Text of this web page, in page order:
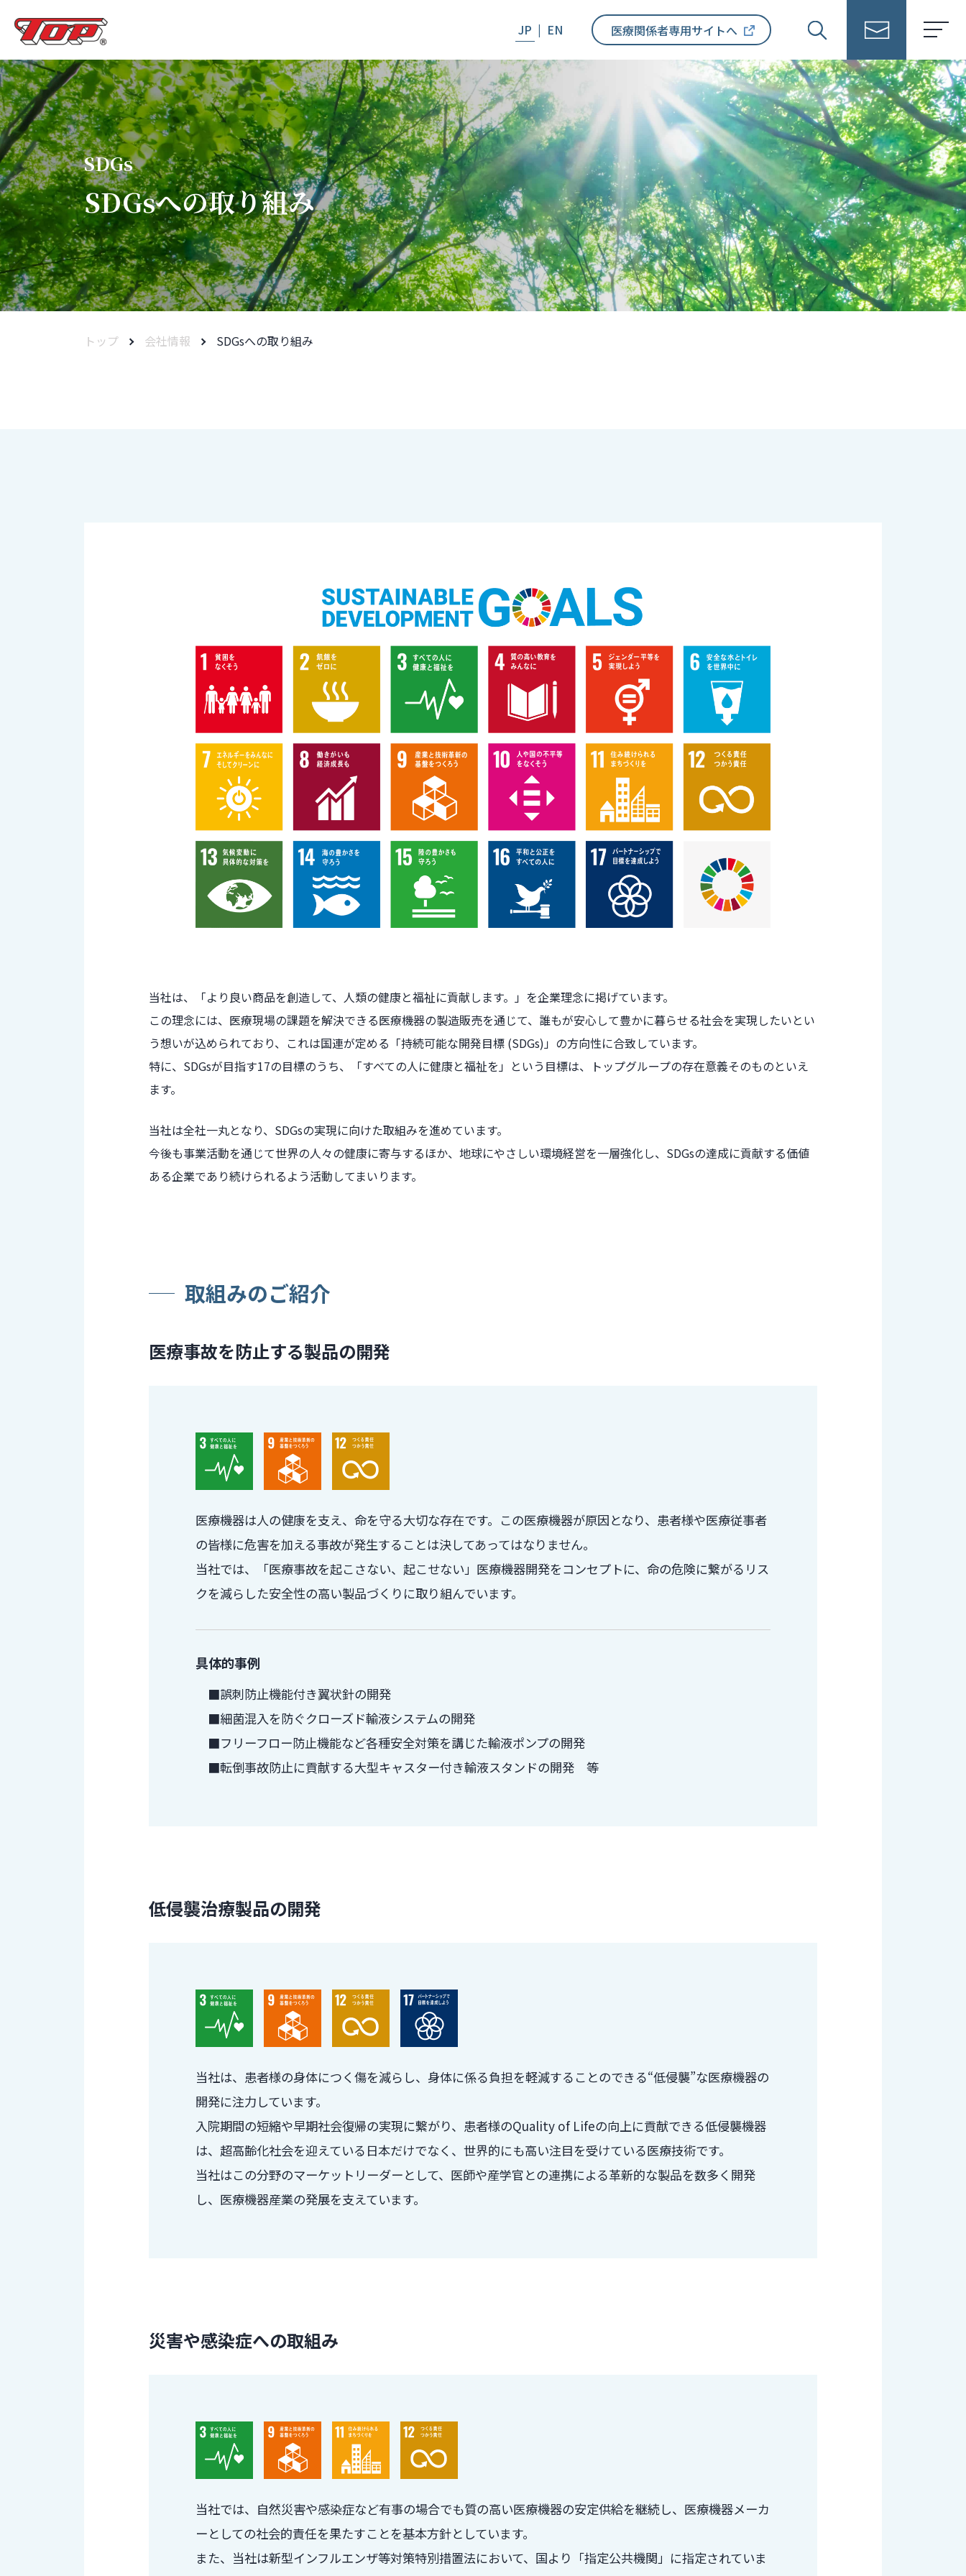
JP | EN 医療関係者専用サイトへ
SDGs
SDGsへの取り組み
トップ 会社情報 SDGsへの取り組み
当社は、「より良い商品を創造して、人類の健康と福祉に貢献します。」を企業理念に掲げています。
この理念には、医療現場の課題を解決できる医療機器の製造販売を通じて、誰もが安心して豊かに暮らせる社会を実現したいとい
う想いが込められており、これは国連が定める「持続可能な開発目標 (SDGs)」の方向性に合致しています。
特に、SDGsが目指す17の目標のうち、「すべての人に健康と福祉を」という目標は、トップグループの存在意義そのものといえ
ます。
当社は全社一丸となり、SDGsの実現に向けた取組みを進めています。
今後も事業活動を通じて世界の人々の健康に寄与するほか、地球にやさしい環境経営を一層強化し、SDGsの達成に貢献する価値
ある企業であり続けられるよう活動してまいります。
取組みのご紹介
医療事故を防止する製品の開発
医療機器は人の健康を支え、命を守る大切な存在です。この医療機器が原因となり、患者様や医療従事者
の皆様に危害を加える事故が発生することは決してあってはなりません。
当社では、「医療事故を起こさない、起こせない」医療機器開発をコンセプトに、命の危険に繋がるリス
クを減らした安全性の高い製品づくりに取り組んでいます。
具体的事例
誤刺防止機能付き翼状針の開発
細菌混入を防ぐクローズド輸液システムの開発
フリーフロー防止機能など各種安全対策を講じた輸液ポンプの開発
転倒事故防止に貢献する大型キャスター付き輸液スタンドの開発 等
低侵襲治療製品の開発
当社は、患者様の身体につく傷を減らし、身体に係る負担を軽減することのできる“低侵襲”な医療機器の
開発に注力しています。
入院期間の短縮や早期社会復帰の実現に繋がり、患者様のQuality of Lifeの向上に貢献できる低侵襲機器
は、超高齢化社会を迎えている日本だけでなく、世界的にも高い注目を受けている医療技術です。
当社はこの分野のマーケットリーダーとして、医師や産学官との連携による革新的な製品を数多く開発
し、医療機器産業の発展を支えています。
災害や感染症への取組み
当社では、自然災害や感染症など有事の場合でも質の高い医療機器の安定供給を継続し、医療機器メーカ
ーとしての社会的責任を果たすことを基本方針としています。
また、当社は新型インフルエンザ等対策特別措置法において、国より「指定公共機関」に指定されていま